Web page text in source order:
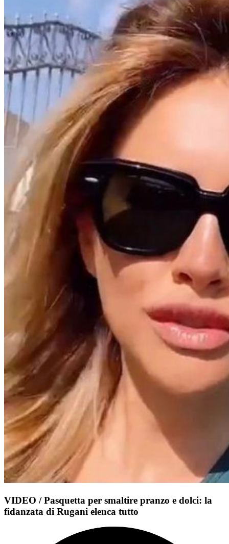
VIDEO / Pasquetta per smaltire pranzo e dolci: la
fidanzata di Rugani elenca tutto